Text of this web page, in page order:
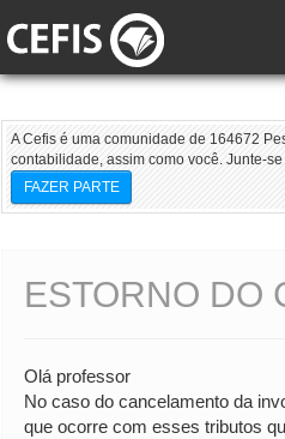
A Cefis é uma comunidade de 164672
contabilidade, assim como você. Junte-
FAZER PARTE
ESTORNO DO
Olá professor
No caso do cancelamento da
que ocorre com esses tributos